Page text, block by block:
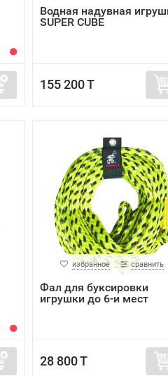
Водная надувная
SUPER CUBE
155 200 T
избранное сравнить
Фал для буксировки
игрушки до 6-и мест
28 800 T